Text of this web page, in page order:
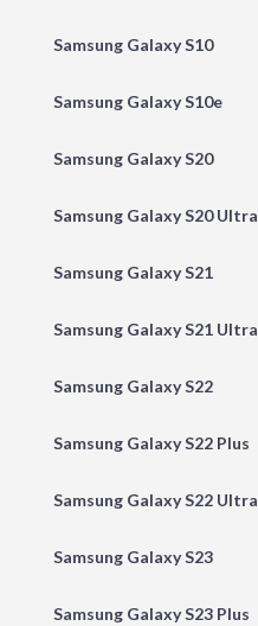
Samsung Galaxy S10
Samsung Galaxy S10e
Samsung Galaxy S20
Samsung Galaxy S20 Ultra
Samsung Galaxy S21
Samsung Galaxy S21 Ultra
Samsung Galaxy S22
Samsung Galaxy S22 Plus
Samsung Galaxy S22 Ultra
Samsung Galaxy S23
Samsung Galaxy S23 Plus